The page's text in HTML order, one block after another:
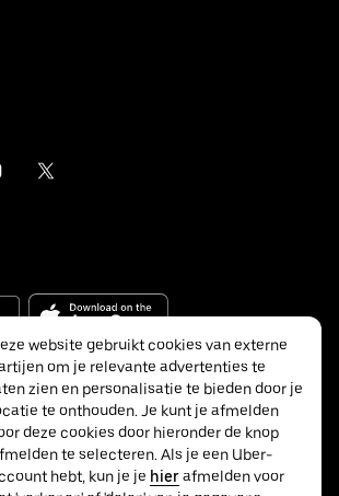
Inc.
website gebruikt cookies van externe
om je relevante advertenties te
zien en personalisatie te bieden door je
te onthouden. Je kunt je afmelden
deze cookies door hieronder de knop
te selecteren. Als je een Uber-
hebt, kun je je hierafmelden voor